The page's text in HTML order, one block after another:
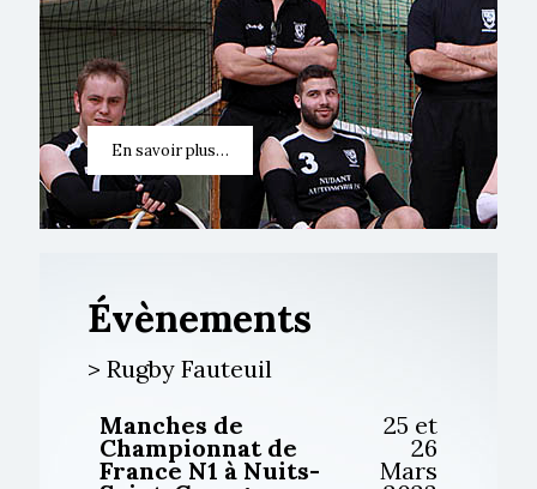
En savoir plus…
Évènements
> Rugby Fauteuil
Manches de
Championnat de
France N1 à Nuits-
25 et
26
Mars